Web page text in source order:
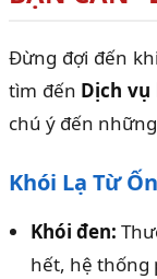
Đừng đợi đến
tìm đến Dịch vụ
chú ý đến
Khói Lạ Từ
Khói đen:
hết, hệ thống